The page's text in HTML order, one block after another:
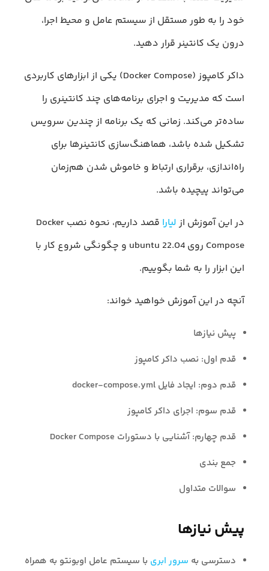
خود را به طور مستقل از سیستم عامل و محیط اجرا،
درون یک کانتینر قرار دهید.
داکر کامپوز (Docker Compose) یکی از ابزارهای کاربردی
است که مدیریت و اجرای برنامه‌های چند کانتینری را
ساده‌تر می‌کند. زمانی که یک برنامه از چندین سرویس
تشکیل شده باشد، هماهنگ‌سازی کانتینرها برای
راه‌اندازی، برقراری ارتباط و خاموش شدن هم‌زمان
می‌تواند پیچیده باشد.
در این آموزش از لیارا
قصد داریم، نحوه نصب Docker
Compose روی ubuntu 22.04 و چگونگی شروع کار با
این ابزار را به شما بگوییم.
آنچه در این آموزش خواهید خواند:
پیش نیازها
قدم اول: نصب داکر کامپوز
قدم دوم: ایجاد فایل docker-compose.yml
قدم سوم: اجرای داکر کامپوز
قدم چهارم: آشنایی با دستورات Docker Compose
جمع بندی
سوالات متداول
پیش نیازها
دسترسی به سرور ابری با سیستم عامل اوبونتو به همراه